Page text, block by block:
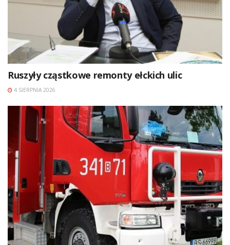
Ruszyły cząstkowe remonty ełckich ulic
4 SIERPNIA 2026